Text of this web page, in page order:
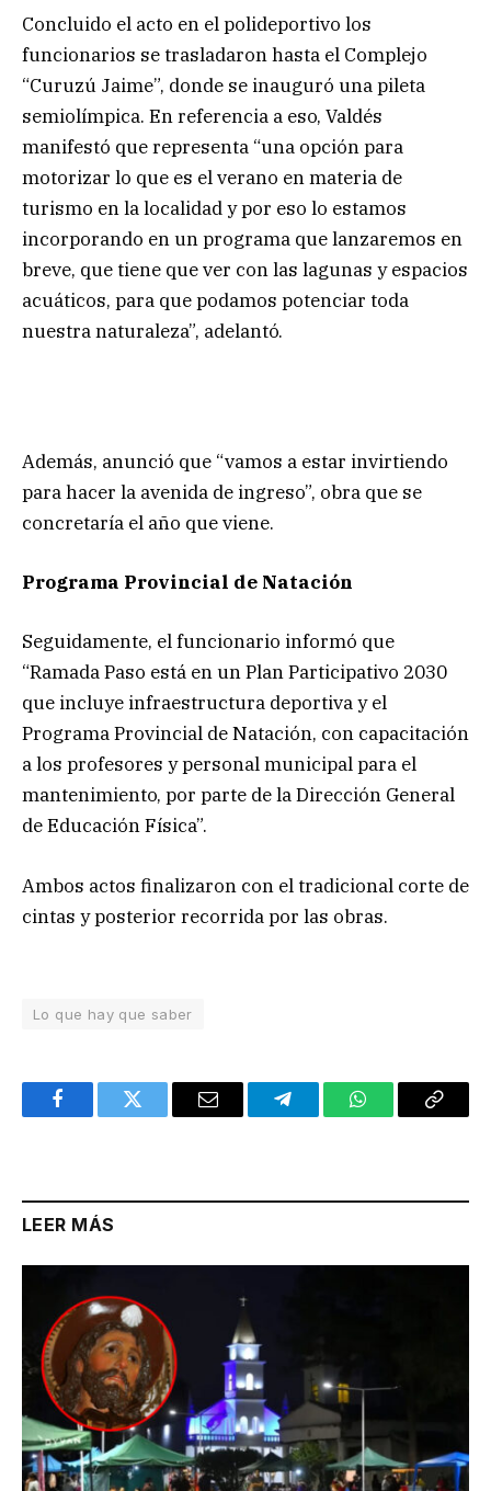
Concluido el acto en el polideportivo los
funcionarios se trasladaron hasta el Complejo
“Curuzú Jaime”, donde se inauguró una pileta
semiolímpica. En referencia a eso, Valdés
manifestó que representa “una opción para
motorizar lo que es el verano en materia de
turismo en la localidad y por eso lo estamos
incorporando en un programa que lanzaremos en
breve, que tiene que ver con las lagunas y espacios
acuáticos, para que podamos potenciar toda
nuestra naturaleza”, adelantó.
Además, anunció que “vamos a estar invirtiendo
para hacer la avenida de ingreso”, obra que se
concretaría el año que viene.
Programa Provincial de Natación
Seguidamente, el funcionario informó que
“Ramada Paso está en un Plan Participativo 2030
que incluye infraestructura deportiva y el
Programa Provincial de Natación, con capacitación
a los profesores y personal municipal para el
mantenimiento, por parte de la Dirección General
de Educación Física”.
Ambos actos finalizaron con el tradicional corte de
cintas y posterior recorrida por las obras.
Lo que hay que saber
FacebookTwitter Email TelegramWhatsAppCopy
LEER MÁS